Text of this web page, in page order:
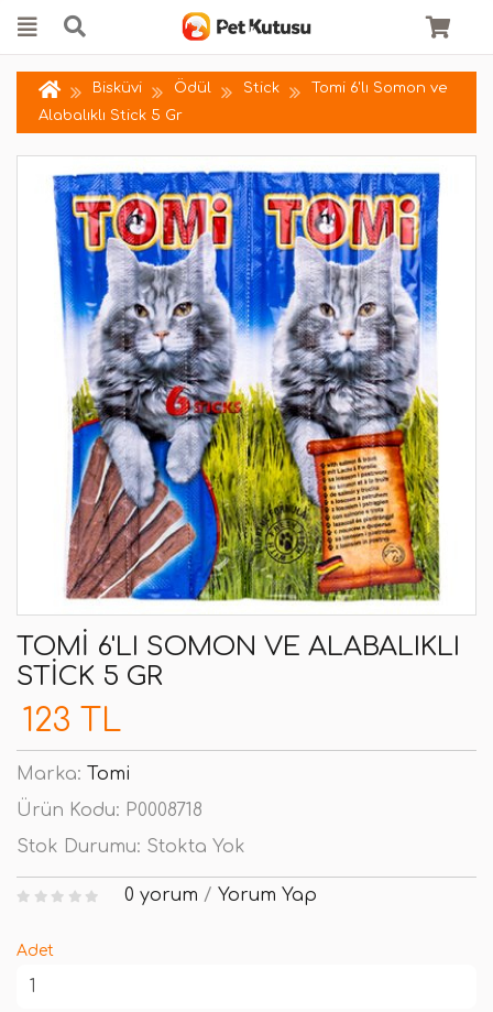
Bisküvi Ödül Stick
Tomi 6'lı Somon ve
Alabalıklı Stick 5 Gr
TOMI 6'LI SOMON VE ALABALIKLI
STICK 5 GR
123 TL
Marka: Tomi
Ürün Kodu: P0008718
Stok Durumu: Stokta Yok
0 yorum / Yorum Yap
Adet